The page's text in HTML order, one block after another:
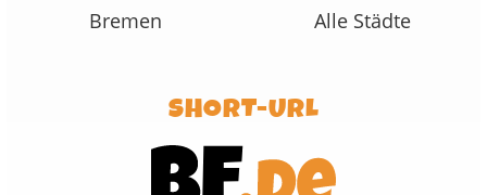
Bremen
Alle Städte
SHORT-URL